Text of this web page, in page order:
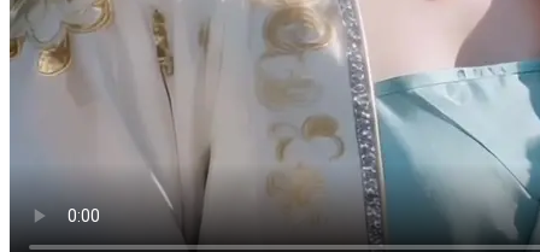
師尊と凌清妍は同時に剣を引き抜き